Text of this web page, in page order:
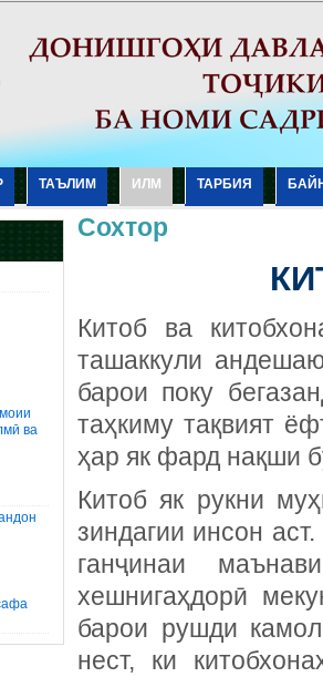
ТАЪЛИМ ИЛМ ТАРБИЯ
ва
Сохтор
Китоб ва
ташаккули
барои поку
таҳкиму тақвият
ҳар як фард нақши
Китоб як рукни
зиндагии инсон
ганҷинаи
хешнигаҳдорӣ
барои рушди
нест, ки